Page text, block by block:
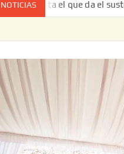
que da el susto